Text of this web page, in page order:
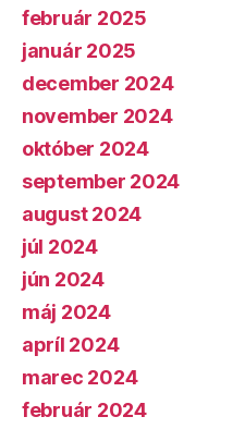
február 2025
január 2025
december 2024
november 2024
október 2024
september 2024
august 2024
júl 2024
jún 2024
máj 2024
apríl 2024
marec 2024
február 2024